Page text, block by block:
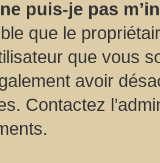
puis-je pas
que le
que vous
avoir
Contactez